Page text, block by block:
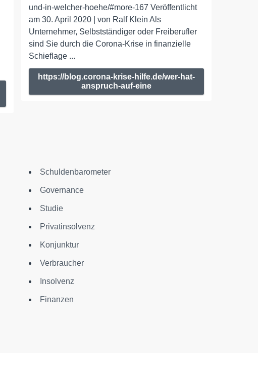
und-in-welcher-hoehe/#more-167 Veröffentlicht
am 30. April 2020 | von Ralf Klein Als
Unternehmer, Selbstständiger oder Freiberufler
sind Sie durch die Corona-Krise in finanzielle
Schieflage ...
https://blog.corona-krise-hilfe.de/wer-hat-
anspruch-auf-eine
Schuldenbarometer
Governance
Studie
Privatinsolvenz
Konjunktur
Verbraucher
Insolvenz
Finanzen